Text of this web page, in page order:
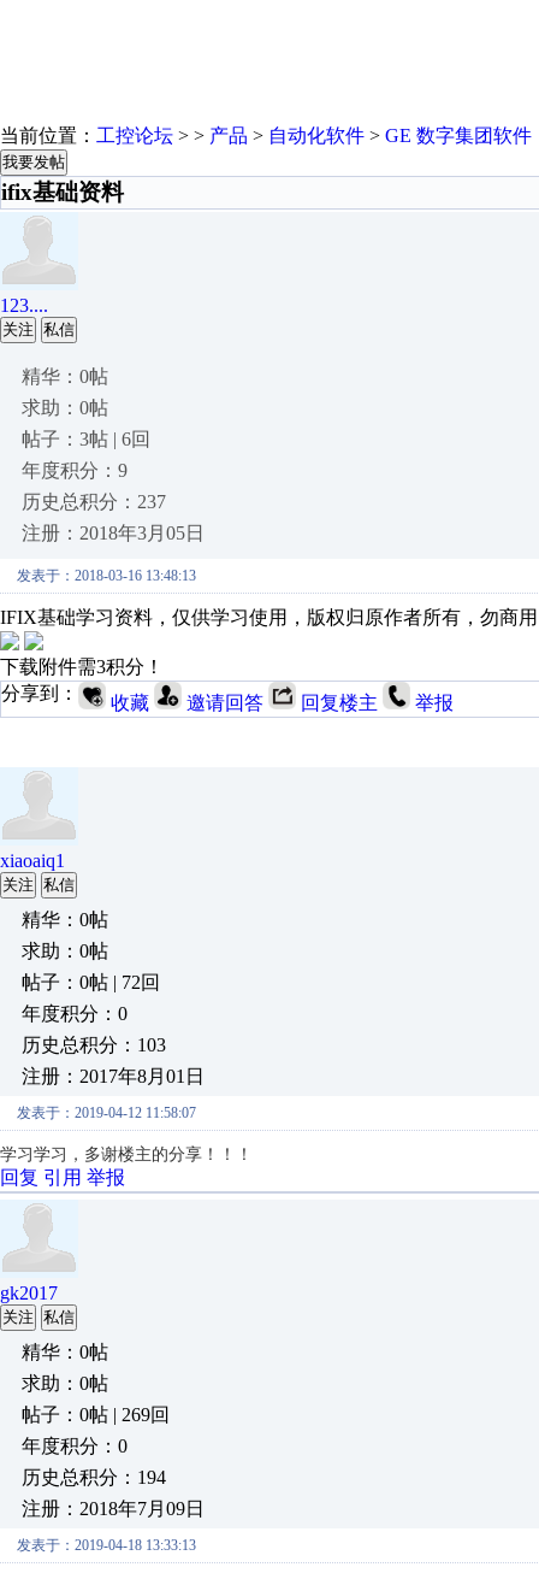
当前位置： 工控论坛 > > 产品 > 自动化软件 > GE 数字集团软件
我要发帖
ifix基础资料
123....
关注 私信
精华：0帖
求助：0帖
帖子：3帖 | 6回
年度积分：9
历史总积分：237
注册：2018年3月05日
发表于：2018-03-16 13:48:13
IFIX基础学习资料，仅供学习使用，版权归原作者所有，勿商
下载附件需3积分！
分享到：
收藏 邀请回答 回复楼主 举报
xiaoaiq1
关注 私信
精华：0帖
求助：0帖
帖子：0帖 | 72回
年度积分：0
历史总积分：103
注册：2017年8月01日
发表于：2019-04-12 11:58:07
学习学习，多谢楼主的分享！！！
回复 引用 举报
gk2017
关注 私信
精华：0帖
求助：0帖
帖子：0帖 | 269回
年度积分：0
历史总积分：194
注册：2018年7月09日
发表于：2019-04-18 13:33:13